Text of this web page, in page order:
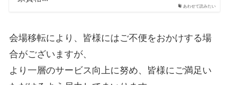
あわせて読みたい
会場移転により、皆様にはご不便をおかけする場
合がございますが、
より一層のサービス向上に努め、皆様にご満足い